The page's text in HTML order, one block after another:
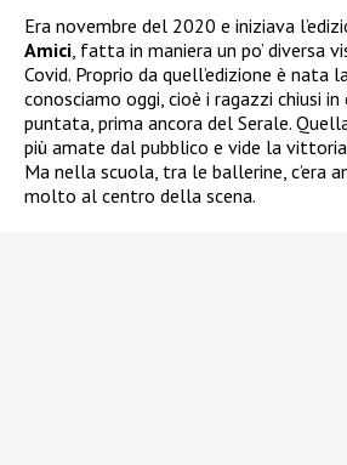
Era novembre del 2020 e iniziava
Amici, fatta in maniera un po’ diversa
Covid. Proprio da quell’edizione è nata
conosciamo oggi, cioè i ragazzi chiusi
puntata, prima ancora del Serale.
più amate dal pubblico e vide la
Ma nella scuola, tra le ballerine, c’era
molto al centro della scena.